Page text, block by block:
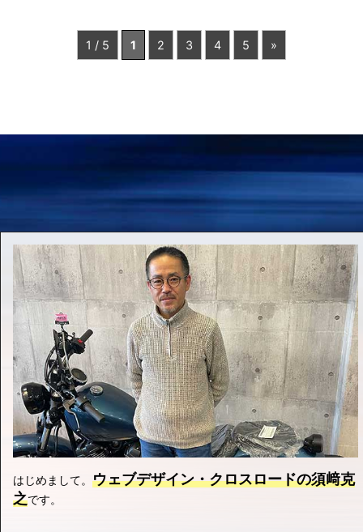
1 / 5 1 2 3 4 5 »
はじめまして。 ウェブデザイン・クロスロードの須﨑克
之です。